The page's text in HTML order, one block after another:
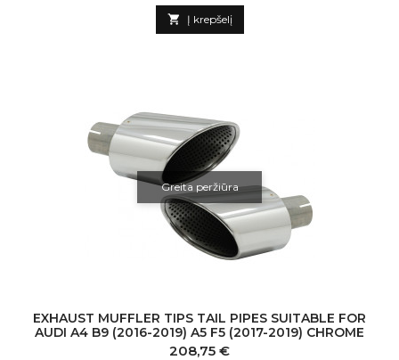
 Į krepšelį
Greita peržiūra
EXHAUST MUFFLER TIPS TAIL PIPES SUITABLE FOR
AUDI A4 B9 (2016-2019) A5 F5 (2017-2019) CHROME
Kaina
208,75 €